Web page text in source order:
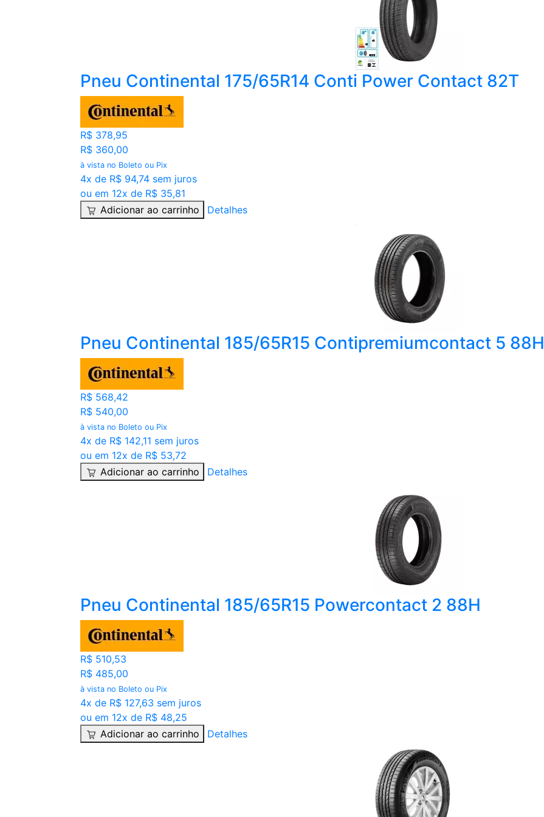
Pneu Continental 175/65R14 Conti Power Contact 82T
R$ 378,95
R$ 360,00
à vista no Boleto ou Pix
4x de R$ 94,74 sem juros
ou em 12x de R$ 35,81
Adicionar ao carrinho
Detalhes
Pneu Continental 185/65R15 Contipremiumcontact 5 88H
R$ 568,42
R$ 540,00
à vista no Boleto ou Pix
4x de R$ 142,11 sem juros
ou em 12x de R$ 53,72
Adicionar ao carrinho
Detalhes
Pneu Continental 185/65R15 Powercontact 2 88H
R$ 510,53
R$ 485,00
à vista no Boleto ou Pix
4x de R$ 127,63 sem juros
ou em 12x de R$ 48,25
Adicionar ao carrinho
Detalhes